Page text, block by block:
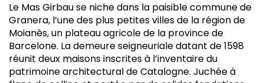
Le Mas Girbau se niche dans la paisible commune de
Granera, l’une des plus petites villes de la région de
Moianès, un plateau agricole de la province de
Barcelone. La demeure seigneuriale datant de 1598
réunit deux maisons inscrites à l’inventaire du
patrimoine architectural de Catalogne. Juchée à